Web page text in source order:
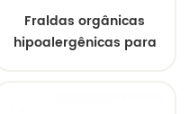
Fraldas orgânicas
hipoalergênicas para